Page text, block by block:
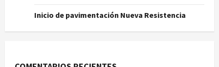
Inicio de pavimentación Nueva Resistencia